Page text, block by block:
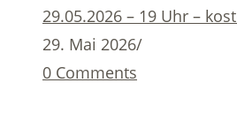
29.05.2026 – 19 Uhr –
29. Mai 2026/
0 Comments